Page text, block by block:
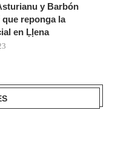
y Barbón
reponga la
en Ḷḷena